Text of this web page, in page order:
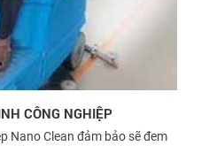
CÔNG NGHIỆP
Nano Clean đảm bảo sẽ đem